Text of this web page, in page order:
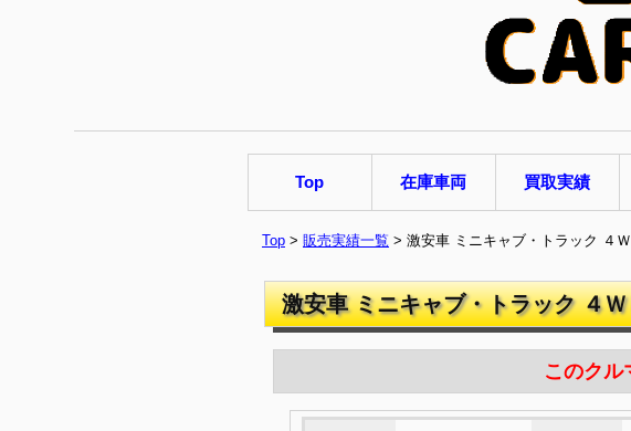
Top 在庫車両 買取実績
Top > 販売実績一覧 > 激安車 ミニキャブ・トラック ４
激安車 ミニキャブ・トラック ４
このクル